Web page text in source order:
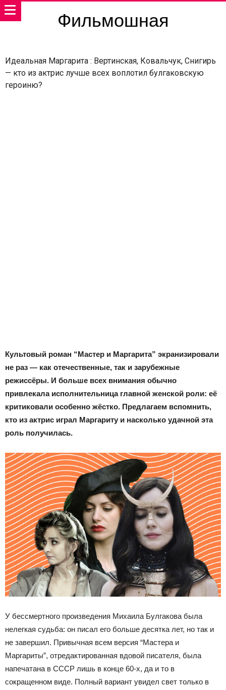
Фильмошная
Идеальная Маргарита : Вертинская, Ковальчук, Снигирь
— кто из актрис лучше всех воплотил булгаковскую
героиню?
Культовый роман “Мастер и Маргарита” экранизировали
не раз — как отечественные, так и зарубежные
режиссёры. И больше всех внимания обычно
привлекала исполнительница главной женской роли: её
критиковали особенно жёстко. Предлагаем вспомнить,
кто из актрис играл Маргариту и насколько удачной эта
роль получилась.
У бессмертного произведения Михаила Булгакова была
нелегкая судьба: он писал его больше десятка лет, но так и
не завершил. Привычная всем версия “Мастера и
Маргариты”, отредактированная вдовой писателя, была
напечатана в СССР лишь в конце 60-х, да и то в
сокращенном виде. Полный вариант увидел свет только в